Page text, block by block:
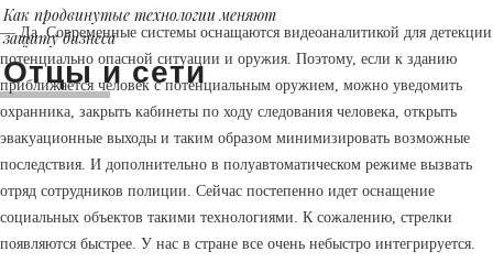
Как продвинутые технологии меняют
защиту бизнеса
Отцы и сети
— Да. Современные системы оснащаются видеоаналитикой для детекции
потенциально опасной ситуации и оружия. Поэтому, если к зданию
приближается человек с потенциальным оружием, можно уведомить
охранника, закрыть кабинеты по ходу следования человека, открыть
эвакуационные выходы и таким образом минимизировать возможные
последствия. И дополнительно в полуавтоматическом режиме вызвать
отряд сотрудников полиции. Сейчас постепенно идет оснащение
социальных объектов такими технологиями. К сожалению, стрелки
появляются быстрее. У нас в стране все очень небыстро интегрируется.